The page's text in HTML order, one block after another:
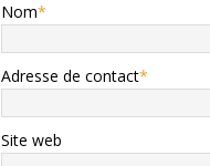
Nom*
Adresse de contact*
Site web